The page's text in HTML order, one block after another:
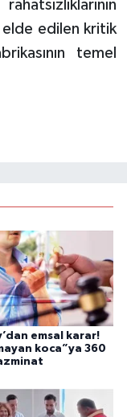
elde edilen kritik
temel
emsal karar!
koca”ya 360